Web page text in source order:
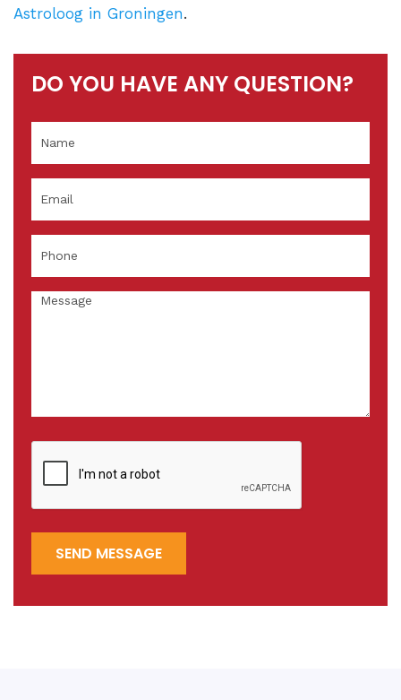
Astroloog in Groningen.
DO YOU HAVE ANY QUESTION?
SEND MESSAGE